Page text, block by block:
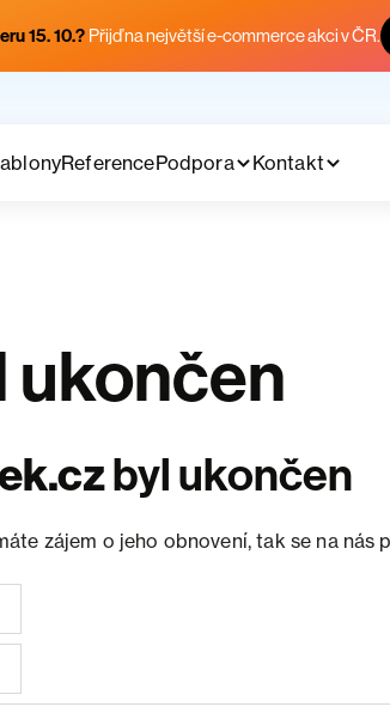
15. 10.? Přijď na největší e-commerce akci v ČR.
ReferencePodpora Kontakt
ukončen
byl ukončen
zájem o jeho obnovení, tak se na nás